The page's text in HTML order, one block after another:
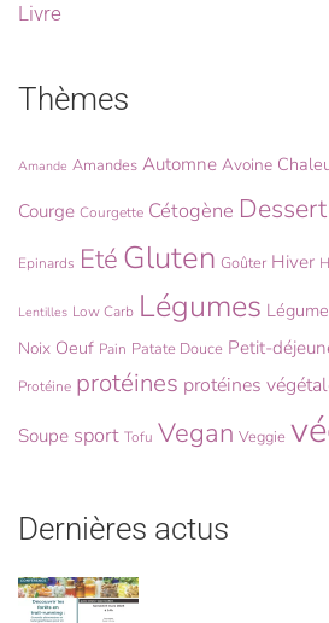
Livre
Thèmes
Amande Amandes Automne Avoine
Courge Courgette Cétogène Dessert
Epinards Eté Gluten Goûter Hiver
Lentilles Low Carb Légumes
Noix Oeuf Pain Patate Douce Petit-
Protéine protéines protéines
Soupe sport Tofu Vegan Veggie
Dernières actus